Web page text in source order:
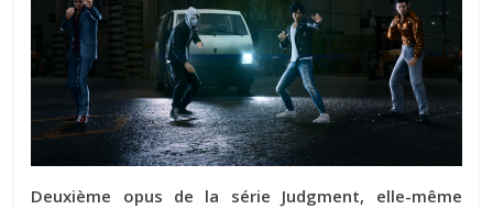
Deuxième opus de la série Judgment, elle-même